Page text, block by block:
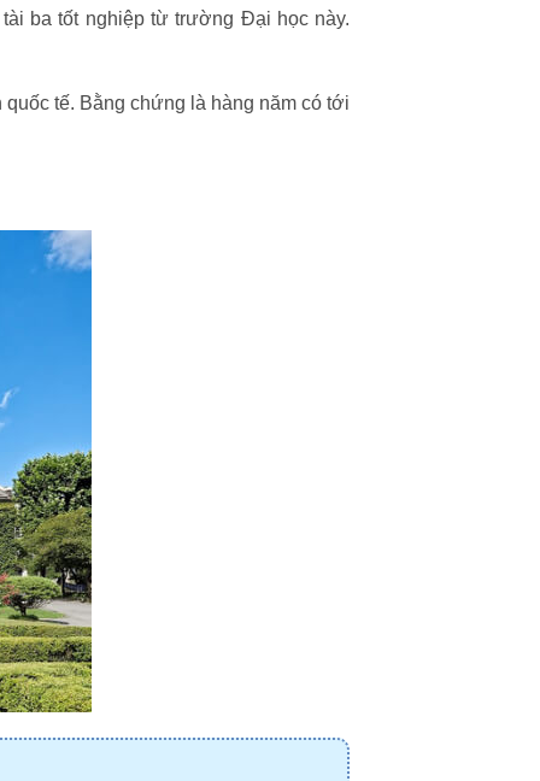
ba tốt nghiệp từ trường Đại học này.
tế. Bằng chứng là hàng năm có tới